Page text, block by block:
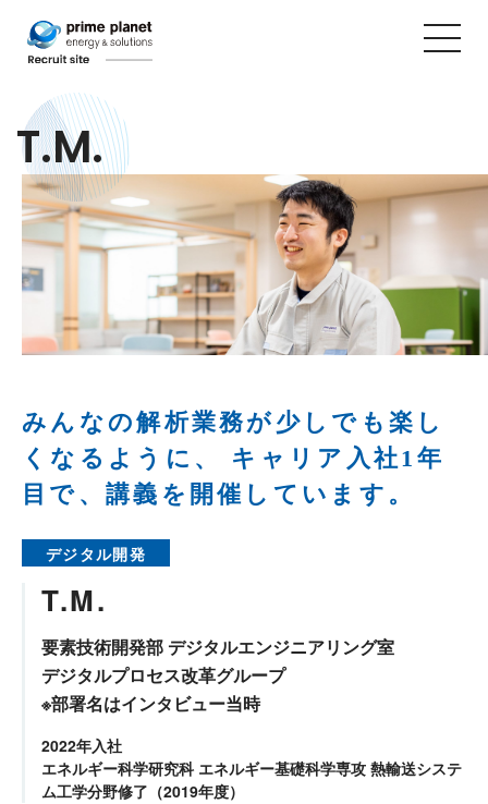
T.M.
みんなの解析業務が少しでも楽し
くなるように、 キャリア入社1年
目で、講義を開催しています。
デジタル開発
T.M.
要素技術開発部 デジタルエンジニアリング室
デジタルプロセス改革グループ
※部署名はインタビュー当時
2022年入社
エネルギー科学研究科 エネルギー基礎科学専攻 熱輸送システ
ム工学分野修了（2019年度）